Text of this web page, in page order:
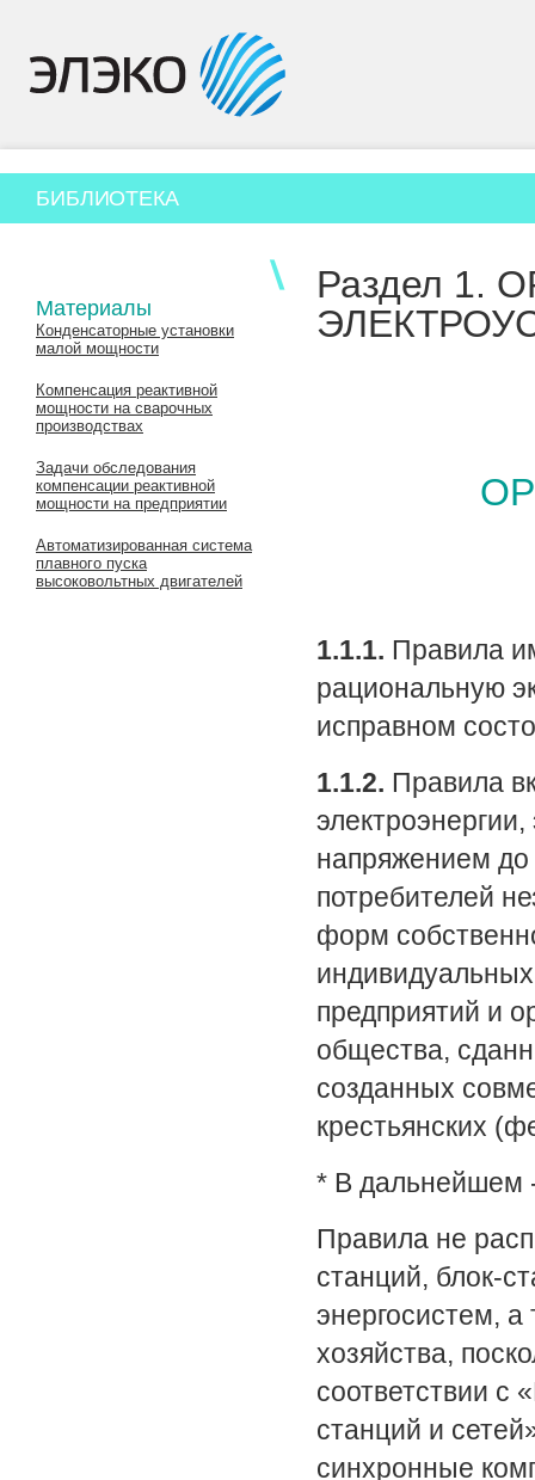
БИБЛИОТЕКА
Материалы
Конденсаторные установки
малой мощности
Компенсация реактивной
мощности на сварочных
производствах
Задачи обследования
компенсации реактивной
мощности на предприятии
Автоматизированная система
плавного пуска
высоковольтных двигателей
Раздел 1.
1.1.1. Правила
рациональную
исправном
1.1.2. Правила
напряжением до
потребителей
форм
предприятий и
общества,
созданных
крестьянских
* В дальнейшем
Правила не
станций, блок-
энергосистем,
хозяйства,
соответствии с
станций и
синхронные